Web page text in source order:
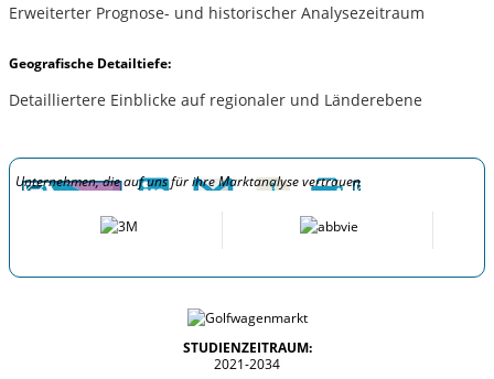
Erweiterter Prognose- und historischer Analysezeitraum
Geografische Detailtiefe:
Detailliertere Einblicke auf regionaler und Länderebene
Unternehmen, die auf uns für ihre Marktanalyse vertrauen
STUDIENZEITRAUM:
2021-2034